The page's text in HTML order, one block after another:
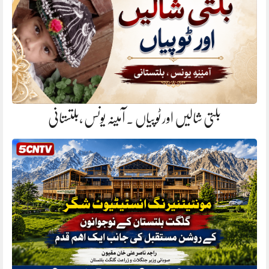
بلتی شالیں اور ٹوپیاں . آمینہ یونس ،بلتستانی